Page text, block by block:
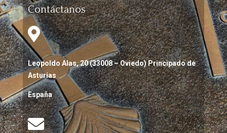
Contáctanos

Leopoldo Alas, 20 (33008 – Oviedo) Principado de
Asturias
España
